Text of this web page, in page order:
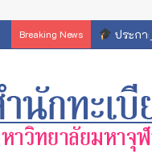
Breaking News ประก